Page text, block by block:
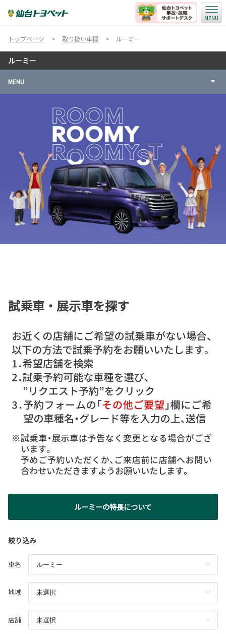
MENU
トップページ 取り扱い車種 ルーミー
ルーミー
MENU
試乗車・展示車を探す
ルーミーの特長について
絞り込み
車名
地域
店舗